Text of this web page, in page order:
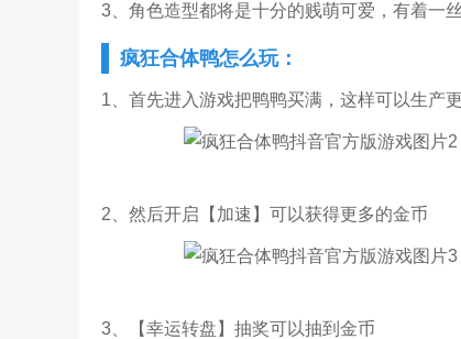
3、角色造型都将是十分的贱萌可爱，有着一
疯狂合体鸭怎么玩：
1、首先进入游戏把鸭鸭买满，这样可以生产
2、然后开启【加速】可以获得更多的金币
3、【幸运转盘】抽奖可以抽到金币